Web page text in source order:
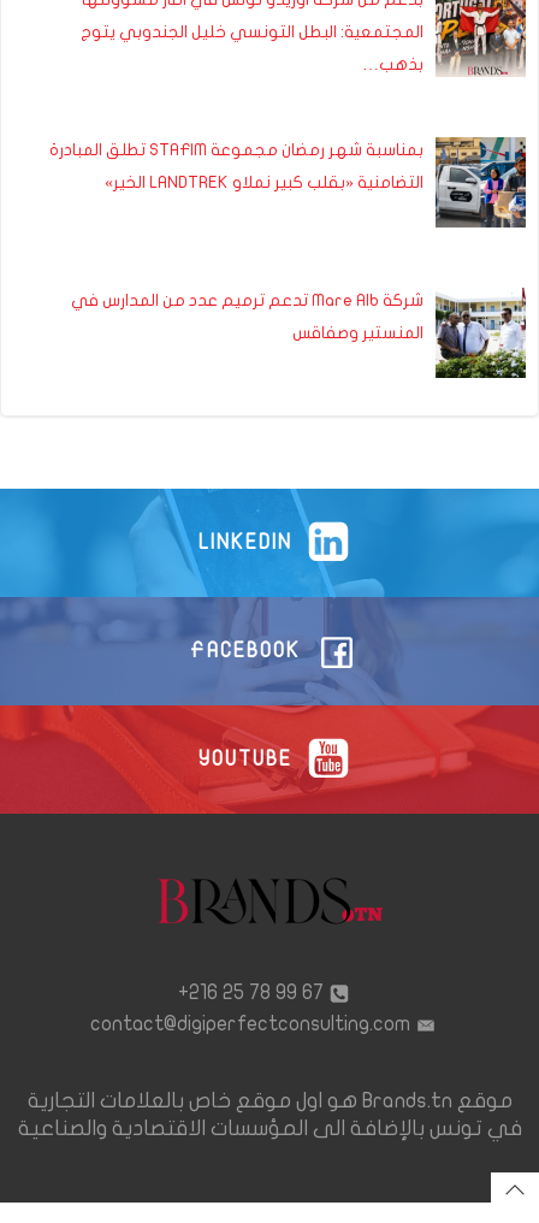
المجتمعية: البطل التونسي خليل الجندوبي يتوج
بذهب…
بمناسبة شهر رمضان مجموعة STAFIM تطلق المبادرة
التضامنية «بقلب كبير نملاو LANDTREK الخير»
شركة Mare Alb تدعم ترميم عدد من المدارس في
المنستير وصفاقس
LINKEDIN
FACEBOOK
YOUTUBE
67 99 78 25 216+
contact@digiperfectconsulting.com
موقع Brands.tn هو اول موقع خاص بالعلامات التجارية
في تونس بالإضافة الى المؤسسات الاقتصادية والصناعية